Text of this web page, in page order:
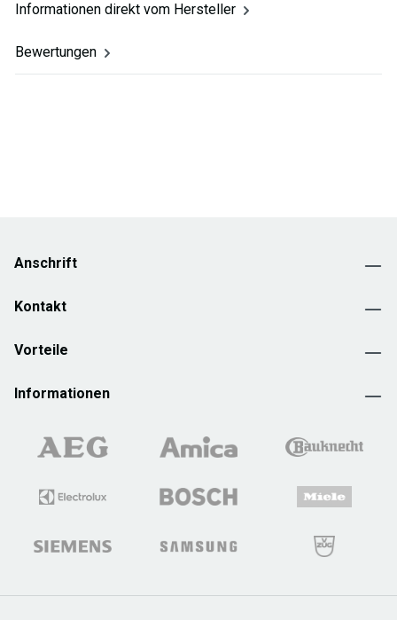
Informationen direkt vom Hersteller
Bewertungen
Anschrift
Kontakt
Vorteile
Informationen